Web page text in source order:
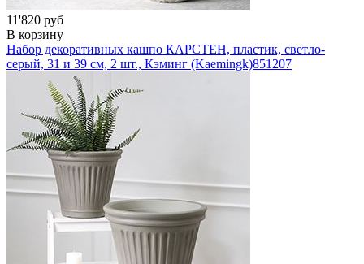
11'820 руб
В корзину
Набор декоративных кашпо КАРСТЕН, пластик, светло-
серый, 31 и 39 см, 2 шт., Кэминг (Kaemingk)851207